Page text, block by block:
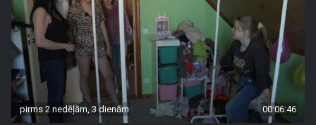
pirms 2 nedēļām, 3 dienām 00:06:46